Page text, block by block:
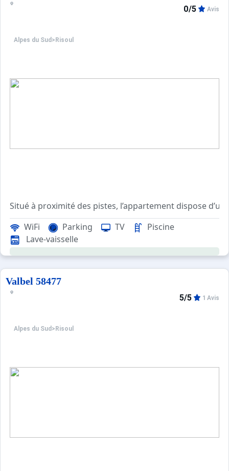
Tarifs préférentiels : cours de ski, matériel de ski,
Alpes du Sud > Risoul
0/5 Avis
Le balcon, en exposition nord/est possède une vue
L'appartement dispose d'un casier à ski.
Les plus de cet appartement : Immeuble en pied de
La station dispose d'un parking couvert payant, géré
Ménage et désinfection inclus.
WiFi Parking TV
Piscine
Lave-vaisselle
Valbel 58477
Alpes du Sud > Risoul
5/5 1 Avis